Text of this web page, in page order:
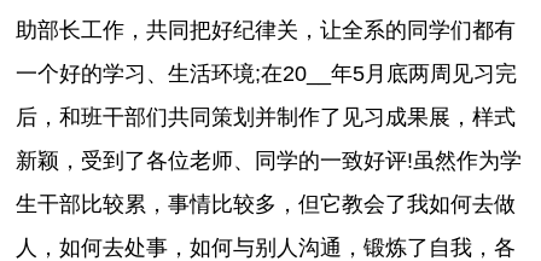
助部长工作，共同把好纪律关，让全系的同学们都有
一个好的学习、生活环境;在20__年5月底两周见习完
后，和班干部们共同策划并制作了见习成果展，样式
新颖，受到了各位老师、同学的一致好评!虽然作为学
生干部比较累，事情比较多，但它教会了我如何去做
人，如何去处事，如何与别人沟通，锻炼了自我，各